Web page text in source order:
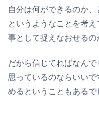
自分は何ができるのか
というようなことを考
事として捉えなおせるの
だから信じてればなん
思っているのならいい
めるということもあるで